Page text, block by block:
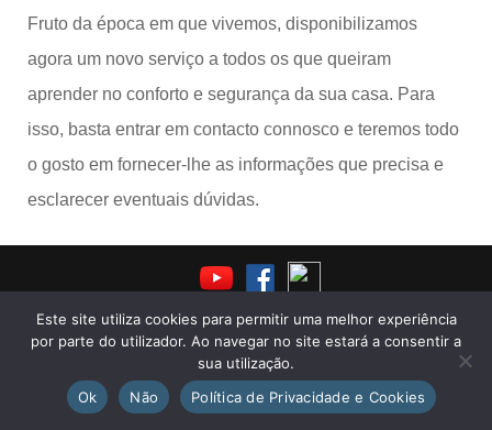
Fruto da época em que vivemos, disponibilizamos
agora um novo serviço a todos os que queiram
aprender no conforto e segurança da sua casa. Para
isso, basta entrar em contacto connosco e teremos todo
o gosto em fornecer-lhe as informações que precisa e
esclarecer eventuais dúvidas.
Copyright © 2026 Academia de Estudos 100problemas. Todos os
Centros de Arbitragem de Litígios de
Consumo .Política de Privacidade e Cookies .Livro de
Reclamações Online.Regulamento Online.
Este site utiliza cookies para permitir uma melhor experiência
por parte do utilizador. Ao navegar no site estará a consentir a
sua utilização.
Ok
Não Política de Privacidade e Cookies